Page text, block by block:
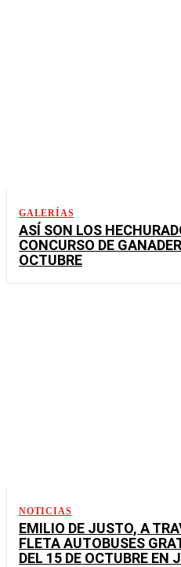
GALERÍAS
ASÍ SON LOS
CONCURSO DE
OCTUBRE
NOTICIAS
EMILIO DE JUSTO, A
FLETA AUTOBUSES
DEL 15 DE OCTUBRE EN